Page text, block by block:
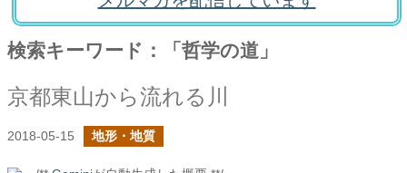
検索キーワード：「哲学の道」
京都東山から流れる川
2018-05-15 地形・地質